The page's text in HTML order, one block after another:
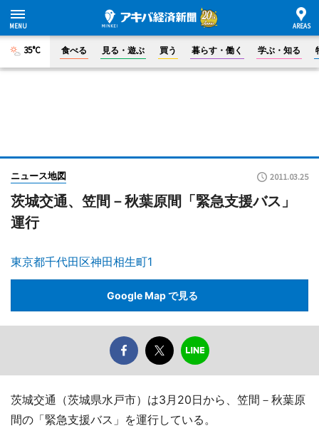
35°C 食べる 見る・遊ぶ 買う 暮らす・働く 学ぶ・知る
ニュース地図 2011.03.25
茨城交通、笠間－秋葉原間「緊急支援バス」
運行
東京都千代田区神田相生町1
Google Map で見る
茨城交通（茨城県水戸市）は3月20日から、笠間－秋葉原
間の「緊急支援バス」を運行している。